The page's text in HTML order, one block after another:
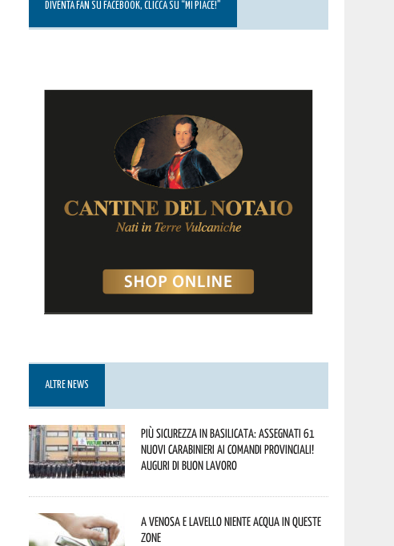
DIVENTA FAN SU FACEBOOK, CLICCA SU “MI PIACE!”
ALTRE NEWS
Più sicurezza in Basilicata: assegnati 61
nuovi Carabinieri ai Comandi provinciali!
Auguri di buon lavoro
A Venosa e Lavello niente acqua in queste
zone